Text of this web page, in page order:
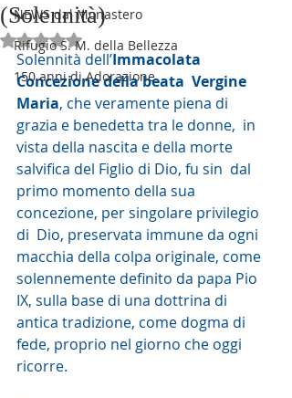
NEWS dal Monastero
Rifugio S. M. della Bellezza
150 anni di Adorazione
(Solennità)
Valutazione NaN stelle su 5.
Solennità dell’Immacolata
Concezione della beata  Vergine
Maria, che veramente piena di
grazia e benedetta tra le donne,  in
vista della nascita e della morte
salvifica del Figlio di Dio, fu sin  dal
primo momento della sua
concezione, per singolare privilegio
di  Dio, preservata immune da ogni
macchia della colpa originale, come
solennemente definito da papa Pio
IX, sulla base di una dottrina di
antica tradizione, come dogma di
fede, proprio nel giorno che oggi
ricorre.